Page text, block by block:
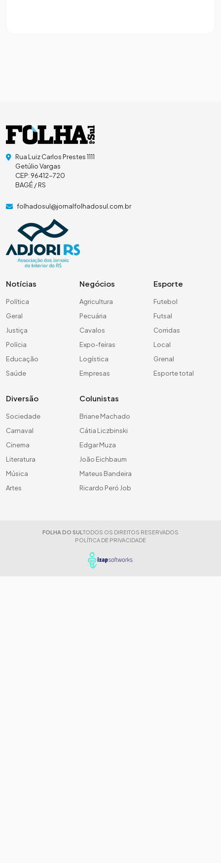
Rua Luiz Carlos Prestes 1111
Getúlio Vargas
CEP: 96412-720
BAGÉ / RS
folhadosul@jornalfolhadosul.com.br
Notícias
Política
Geral
Justiça
Polícia
Educação
Saúde
Negócios
Agricultura
Pecuária
Cavalos
Expo-feiras
Logística
Empresas
Esporte
Futebol
Futsal
Corridas
Local
Grenal
Esporte total
Diversão
Sociedade
Carnaval
Cinema
Literatura
Música
Artes
Colunistas
Briane Machado
Cátia Liczbinski
Edgar Muza
João Eichbaum
Mateus Bandeira
Ricardo Peró Job
FOLHA DO SUL TODOS OS DIREITOS RESERVADOS
POLÍTICA DE PRIVACIDADE